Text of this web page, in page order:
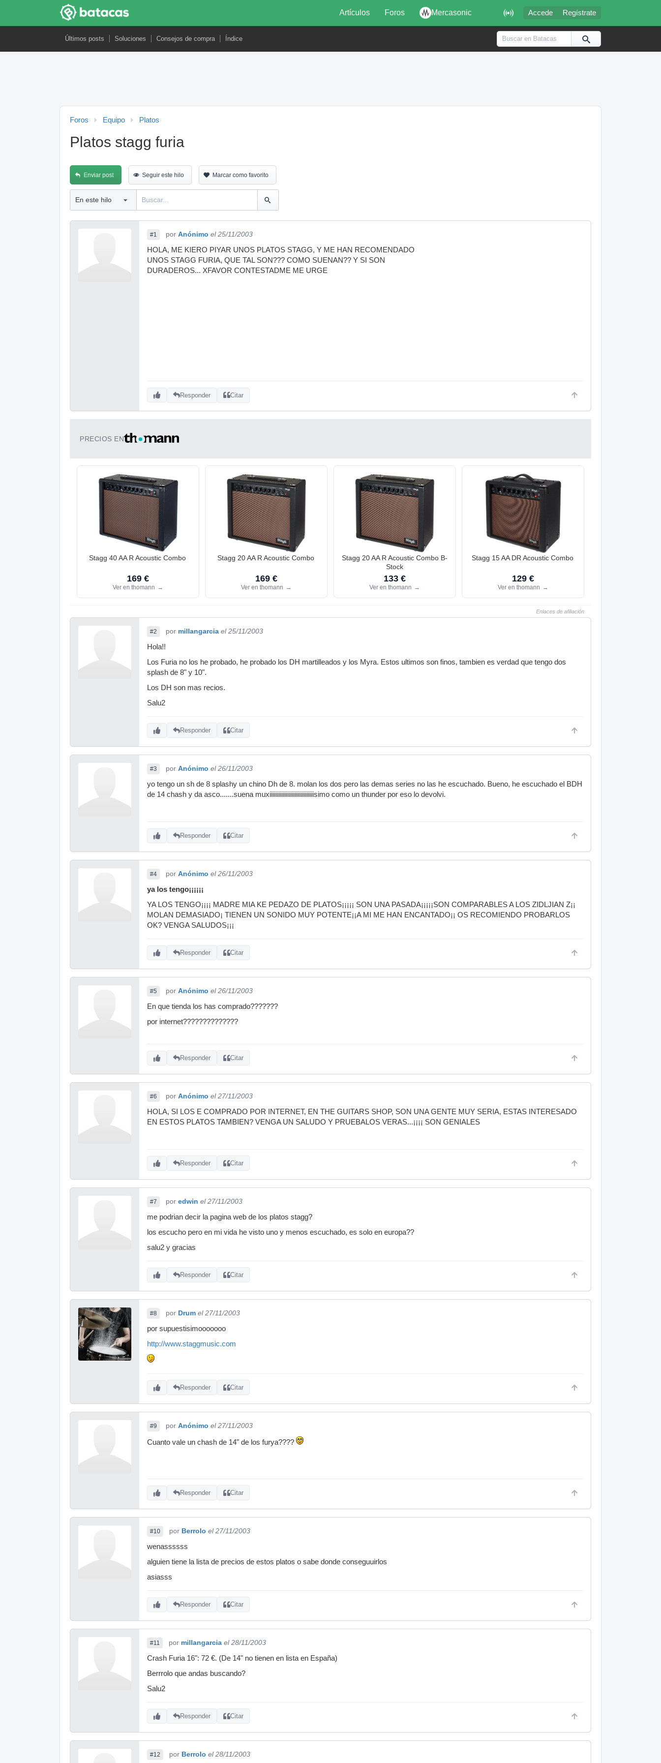
 Accede Regístrate
Artículos Foros Mercasonic
Últimos posts Soluciones Consejos de compra Índice
Foros Equipo Platos
Platos stagg furia
Enviar post Seguir este hilo Marcar como favorito
#1 por Anónimo el 25/11/2003
HOLA, ME KIERO PIYAR UNOS PLATOS STAGG, Y ME HAN RECOMENDADO
UNOS STAGG FURIA, QUE TAL SON??? COMO SUENAN?? Y SI SON
DURADEROS... XFAVOR CONTESTADME ME URGE
Responder Citar
PRECIOS EN
Stagg 40 AA R Acoustic Combo
169 €
Ver en thomann →
Stagg 20 AA R Acoustic Combo
169 €
Ver en thomann →
Stagg 20 AA R Acoustic Combo B-
Stock
133 €
Ver en thomann →
Stagg 15 AA DR Acoustic Combo
129 €
Ver en thomann →
Enlaces de afiliación
#2 por millangarcia el 25/11/2003
Hola!!
Los Furia no los he probado, he probado los DH martilleados y los Myra. Estos ultimos son finos, tambien es verdad que tengo dos
splash de 8" y 10".
Los DH son mas recios.
Salu2
Responder Citar
#3 por Anónimo el 26/11/2003
yo tengo un sh de 8 splashy un chino Dh de 8. molan los dos pero las demas series no las he escuchado. Bueno, he escuchado el BDH
de 14 chash y da asco.......suena muxiiiiiiiiiiiiiiiiiiiiiiiiiiiiiisimo como un thunder por eso lo devolvi.
Responder Citar
#4 por Anónimo el 26/11/2003
ya los tengo¡¡¡¡¡¡
YA LOS TENGO¡¡¡¡ MADRE MIA KE PEDAZO DE PLATOS¡¡¡¡¡ SON UNA PASADA¡¡¡¡¡SON COMPARABLES A LOS ZIDLJIAN Z¡¡
MOLAN DEMASIADO¡ TIENEN UN SONIDO MUY POTENTE¡¡A MI ME HAN ENCANTADO¡¡ OS RECOMIENDO PROBARLOS
OK? VENGA SALUDOS¡¡¡
Responder Citar
#5 por Anónimo el 26/11/2003
En que tienda los has comprado???????
por internet??????????????
Responder Citar
#6 por Anónimo el 27/11/2003
HOLA, SI LOS E COMPRADO POR INTERNET, EN THE GUITARS SHOP, SON UNA GENTE MUY SERIA, ESTAS INTERESADO
EN ESTOS PLATOS TAMBIEN? VENGA UN SALUDO Y PRUEBALOS VERAS...¡¡¡¡ SON GENIALES
Responder Citar
#7 por edwin el 27/11/2003
me podrian decir la pagina web de los platos stagg?
los escucho pero en mi vida he visto uno y menos escuchado, es solo en europa??
salu2 y gracias
Responder Citar
#8 por Drum el 27/11/2003
por supuestisimooooooo
http://www.staggmusic.com
Responder Citar
#9 por Anónimo el 27/11/2003
Cuanto vale un chash de 14" de los furya????
Responder Citar
#10 por Berrolo el 27/11/2003
wenassssss
alguien tiene la lista de precios de estos platos o sabe donde conseguuirlos
asiasss
Responder Citar
#11 por millangarcia el 28/11/2003
Crash Furia 16": 72 €. (De 14" no tienen en lista en España)
Berrrolo que andas buscando?
Salu2
Responder Citar
#12 por Berrolo el 28/11/2003